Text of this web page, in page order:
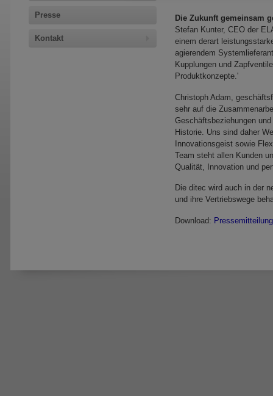
Presse
Kontakt
Die Zukunft gemeinsam
Stefan Kunter, CEO der
einem derart
agierendem
Kupplungen und
Produktkonzepte.'
Christoph Adam,
sehr auf die
Geschäftsbeziehungen
Historie. Uns sind daher
Innovationsgeist sowie
Team steht allen Kunden
Qualität, Innovation und
Die ditec wird auch in der
und ihre Vertriebswege
Download: Pressemitteilung